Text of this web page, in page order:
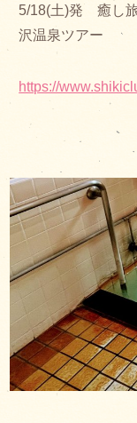
5/18(土)発 癒し
沢温泉ツアー
https://